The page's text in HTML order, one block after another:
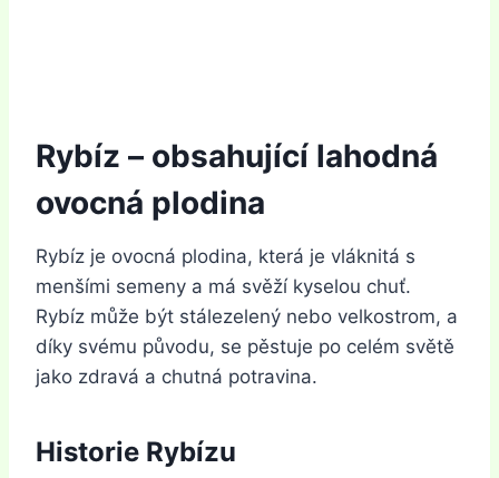
Rybíz – obsahující lahodná
ovocná plodina
Rybíz je ovocná plodina, která je vláknitá s
menšími semeny a má svěží kyselou chuť.
Rybíz může být stálezelený nebo velkostrom, a
díky svému původu, se pěstuje po celém světě
jako zdravá a chutná potravina.
Historie Rybízu